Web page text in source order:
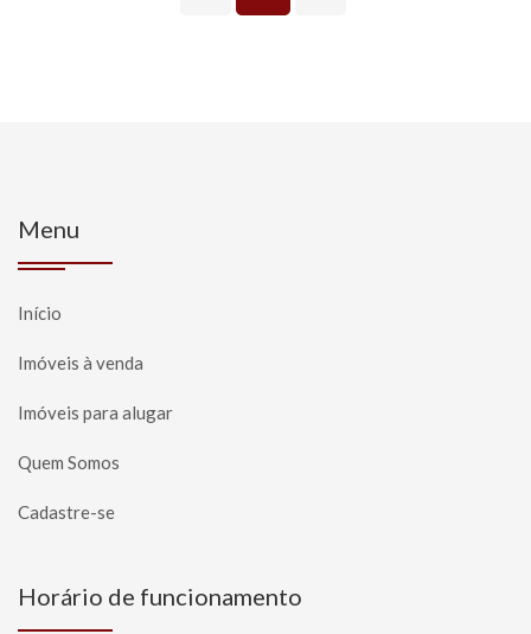
Menu
Início
Imóveis à venda
Imóveis para alugar
Quem Somos
Cadastre-se
Horário de funcionamento